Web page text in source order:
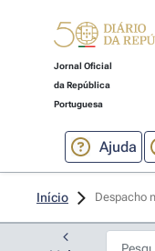
Jornal Oficial
da República
Portuguesa
Ajuda
Início Despacho